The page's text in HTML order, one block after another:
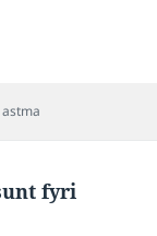
Tags
astma
fyri